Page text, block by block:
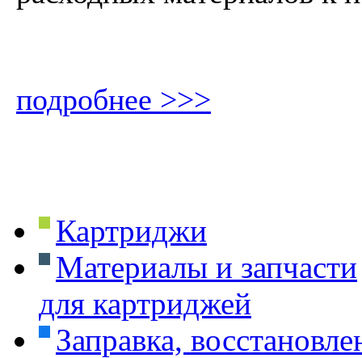
подробнее >>>
Картриджи
Материалы и запчасти
для картриджей
Заправка,